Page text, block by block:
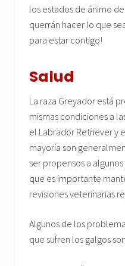
los estados de ánimo
querrán hacer lo que
para estar contigo!
Salud
La raza Greyador está
mismas condiciones a
el Labrador Retriever y
mayoría son
ser propensos a
que es importante
revisiones veterinarias
Algunos de los
que sufren los galgos